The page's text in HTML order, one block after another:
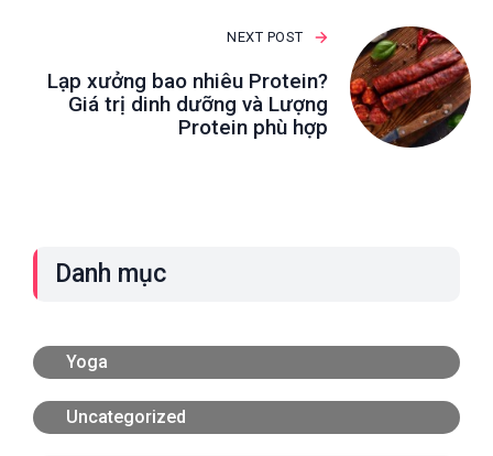
NEXT POST
Lạp xưởng bao nhiêu Protein?
Giá trị dinh dưỡng và Lượng
Protein phù hợp
Danh mục
Yoga
Uncategorized